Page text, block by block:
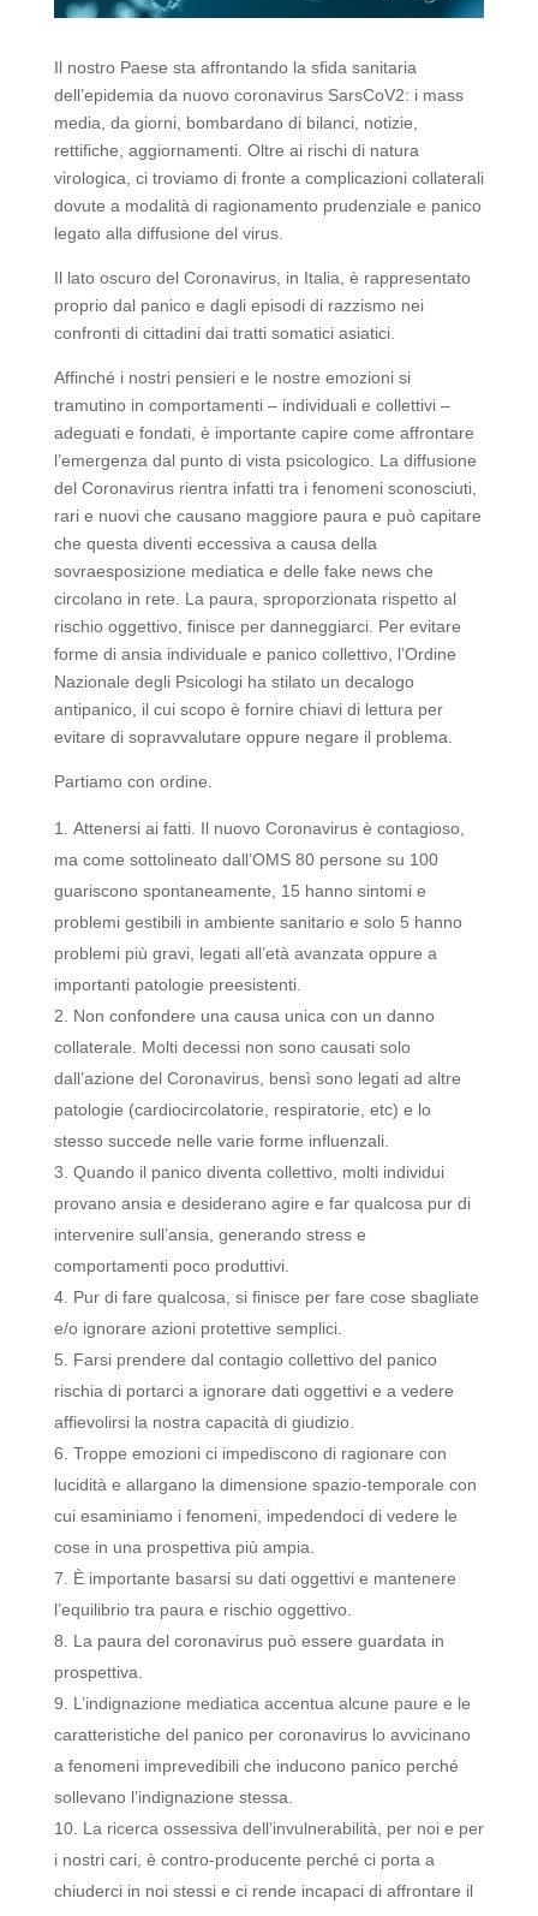
Il nostro Paese sta affrontando la sfida sanitaria
dell’epidemia da nuovo coronavirus SarsCoV2: i mass
media, da giorni, bombardano di bilanci, notizie,
rettifiche, aggiornamenti. Oltre ai rischi di natura
virologica, ci troviamo di fronte a complicazioni collaterali
dovute a modalità di ragionamento prudenziale e panico
legato alla diffusione del virus.
Il lato oscuro del Coronavirus, in Italia, è rappresentato
proprio dal panico e dagli episodi di razzismo nei
confronti di cittadini dai tratti somatici asiatici.
Affinché i nostri pensieri e le nostre emozioni si
tramutino in comportamenti – individuali e collettivi –
adeguati e fondati, è importante capire come affrontare
l’emergenza dal punto di vista psicologico. La diffusione
del Coronavirus rientra infatti tra i fenomeni sconosciuti,
rari e nuovi che causano maggiore paura e può capitare
che questa diventi eccessiva a causa della
sovraesposizione mediatica e delle fake news che
circolano in rete. La paura, sproporzionata rispetto al
rischio oggettivo, finisce per danneggiarci. Per evitare
forme di ansia individuale e panico collettivo, l’Ordine
Nazionale degli Psicologi ha stilato un decalogo
antipanico, il cui scopo è fornire chiavi di lettura per
evitare di sopravvalutare oppure negare il problema.
Partiamo con ordine.
Attenersi ai fatti. Il nuovo Coronavirus è contagioso,
ma come sottolineato dall’OMS 80 persone su 100
guariscono spontaneamente, 15 hanno sintomi e
problemi gestibili in ambiente sanitario e solo 5 hanno
problemi più gravi, legati all’età avanzata oppure a
importanti patologie preesistenti.
Non confondere una causa unica con un danno
collaterale. Molti decessi non sono causati solo
dall’azione del Coronavirus, bensì sono legati ad altre
patologie (cardiocircolatorie, respiratorie, etc) e lo
stesso succede nelle varie forme influenzali.
Quando il panico diventa collettivo, molti individui
provano ansia e desiderano agire e far qualcosa pur di
intervenire sull’ansia, generando stress e
comportamenti poco produttivi.
Pur di fare qualcosa, si finisce per fare cose sbagliate
e/o ignorare azioni protettive semplici.
Farsi prendere dal contagio collettivo del panico
rischia di portarci a ignorare dati oggettivi e a vedere
affievolirsi la nostra capacità di giudizio.
Troppe emozioni ci impediscono di ragionare con
lucidità e allargano la dimensione spazio-temporale con
cui esaminiamo i fenomeni, impedendoci di vedere le
cose in una prospettiva più ampia.
È importante basarsi su dati oggettivi e mantenere
l’equilibrio tra paura e rischio oggettivo.
La paura del coronavirus può essere guardata in
prospettiva.
L’indignazione mediatica accentua alcune paure e le
caratteristiche del panico per coronavirus lo avvicinano
a fenomeni imprevedibili che inducono panico perché
sollevano l’indignazione stessa.
La ricerca ossessiva dell’invulnerabilità, per noi e per
i nostri cari, è contro-producente perché ci porta a
chiuderci in noi stessi e ci rende incapaci di affrontare il